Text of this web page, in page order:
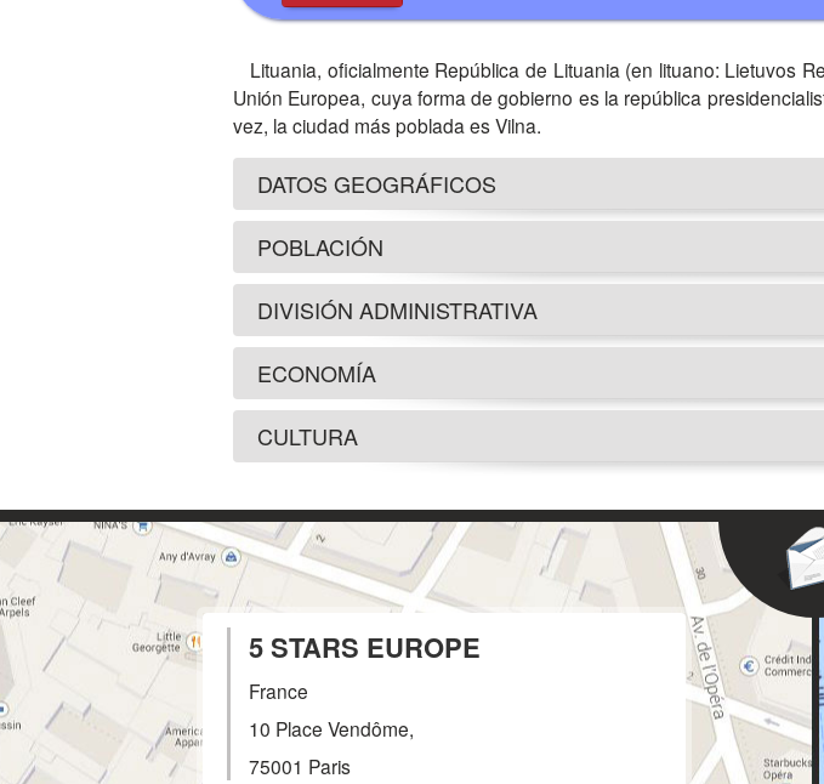
Lituania, oficialmente República de Lituania (en lituano: Lietuvos
Unión Europea, cuya forma de gobierno es la república
vez, la ciudad más poblada es Vilna.
DATOS GEOGRÁFICOS
POBLACIÓN
DIVISIÓN ADMINISTRATIVA
ECONOMÍA
CULTURA
5 STARS EUROPE
France
10 Place Vendôme,
75001 Paris